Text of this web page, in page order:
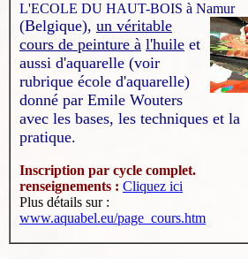
L'ECOLE DU HAUT-BOIS à Namur
(Belgique), un véritable
cours de peinture à l'huile et
aussi d'aquarelle (voir
rubrique école d'aquarelle)
donné par Emile Wouters
avec les bases, les techniques et la
pratique.
Inscription par cycle complet.
renseignements : Cliquez ici
Plus détails sur :
www.aquabel.eu/page_cours.htm